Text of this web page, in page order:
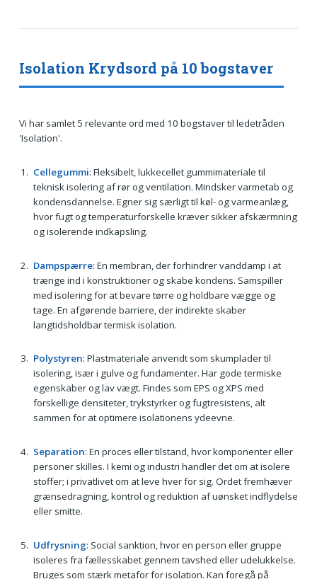
Isolation Krydsord på 10 bogstaver
Vi har samlet 5 relevante ord med 10 bogstaver til ledetråden
'Isolation'.
Cellegummi: Fleksibelt, lukkecellet gummimateriale til
teknisk isolering af rør og ventilation. Mindsker varmetab og
kondensdannelse. Egner sig særligt til køl- og varmeanlæg,
hvor fugt og temperaturforskelle kræver sikker afskærmning
og isolerende indkapsling.
Dampspærre: En membran, der forhindrer vanddamp i at
trænge ind i konstruktioner og skabe kondens. Samspiller
med isolering for at bevare tørre og holdbare vægge og
tage. En afgørende barriere, der indirekte skaber
langtidsholdbar termisk isolation.
Polystyren: Plastmateriale anvendt som skumplader til
isolering, især i gulve og fundamenter. Har gode termiske
egenskaber og lav vægt. Findes som EPS og XPS med
forskellige densiteter, trykstyrker og fugtresistens, alt
sammen for at optimere isolationens ydeevne.
Separation: En proces eller tilstand, hvor komponenter eller
personer skilles. I kemi og industri handler det om at isolere
stoffer; i privatlivet om at leve hver for sig. Ordet fremhæver
grænsedragning, kontrol og reduktion af uønsket indflydelse
eller smitte.
Udfrysning: Social sanktion, hvor en person eller gruppe
isoleres fra fællesskabet gennem tavshed eller udelukkelse.
Bruges som stærk metafor for isolation. Kan foregå på